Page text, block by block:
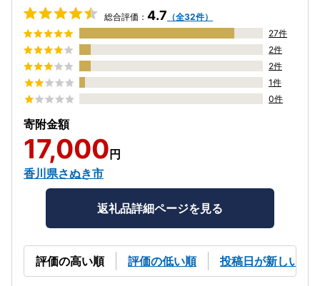
総合評価： 4.7 （全32件）
27件
2件
2件
1件
0件
寄附金額
17,000 円
香川県さぬき市
返礼品詳細ページを見る
評価の高い順 評価の低い順 投稿日が新しい順